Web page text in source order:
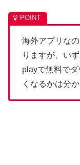
海外アプリな
りますが、い
playで無料で
くなるかは分